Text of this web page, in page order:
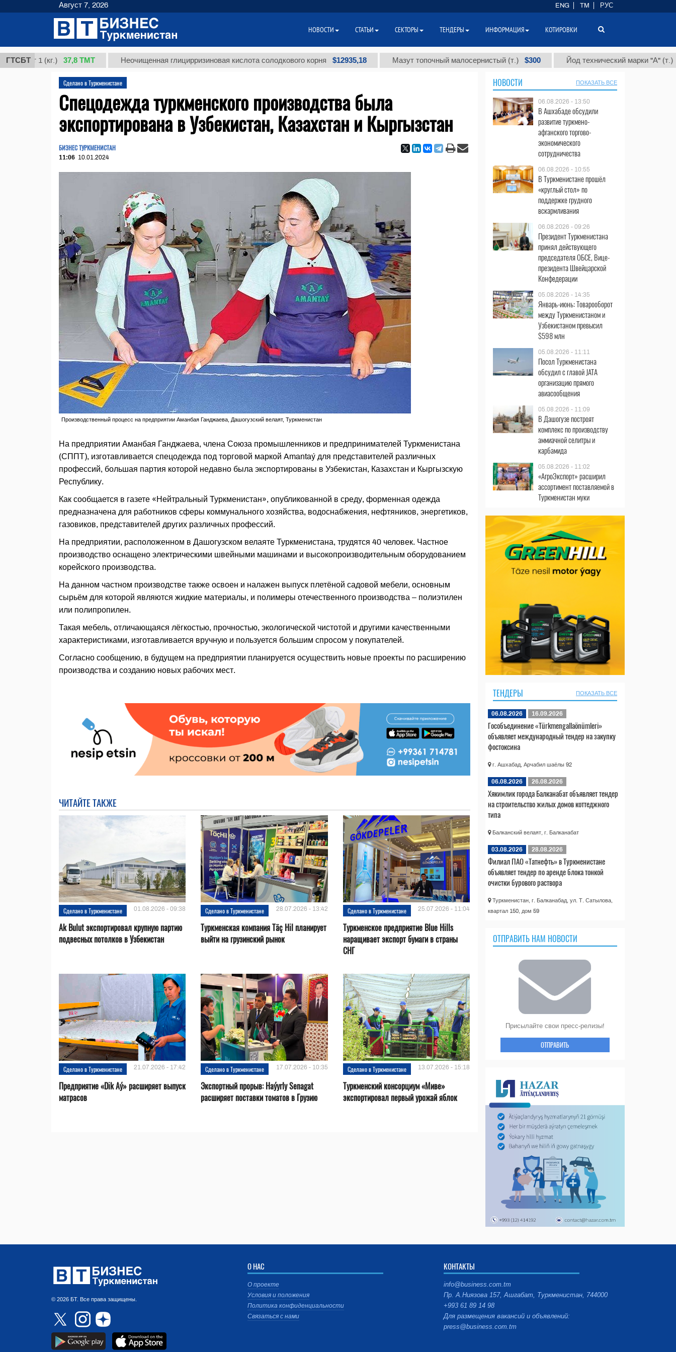
ГТСБТ
1 (кг.) 37,8 ТМТ Неочищенная глицирризиновая кислота солодкового корня $12935,18 Мазут топочный малосернистый (т.) $300 Йод технический марки "А" (т.) $86
Сделано в Туркменистане
Спецодежда туркменского производства была
экспортирована в Узбекистан, Казахстан и Кыргызстан
БИЗНЕС ТУРКМЕНИСТАН
11:06 10.01.2024
Производственный процесс на предприятии Аманбая Ганджаева, Дашогузский велаят, Туркменистан
На предприятии Аманбая Ганджаева, члена Союза промышленников и предпринимателей Туркменистана
(СППТ), изготавливается спецодежда под торговой маркой Amantaý для представителей различных
профессий, большая партия которой недавно была экспортированы в Узбекистан, Казахстан и Кыргызскую
Республику.
Как сообщается в газете «Нейтральный Туркменистан», опубликованной в среду, форменная одежда
предназначена для работников сферы коммунального хозяйства, водоснабжения, нефтяников, энергетиков,
газовиков, представителей других различных профессий.
На предприятии, расположенном в Дашогузском велаяте Туркменистана, трудятся 40 человек. Частное
производство оснащено электрическими швейными машинами и высокопроизводительным оборудованием
корейского производства.
На данном частном производстве также освоен и налажен выпуск плетёной садовой мебели, основным
сырьём для которой являются жидкие материалы, и полимеры отечественного производства – полиэтилен
или полипропилен.
Такая мебель, отличающаяся лёгкостью, прочностью, экологической чистотой и другими качественными
характеристиками, изготавливается вручную и пользуется большим спросом у покупателей.
Согласно сообщению, в будущем на предприятии планируется осуществить новые проекты по расширению
производства и созданию новых рабочих мест.
ЧИТАЙТЕ ТАКЖЕ
Сделано в Туркменистане 01.08.2026 - 09:38
Ak Bulut экспортировал крупную партию
подвесных потолков в Узбекистан
Сделано в Туркменистане 28.07.2026 - 13:42
Туркменская компания Täç Hil планирует
выйти на грузинский рынок
Сделано в Туркменистане 25.07.2026 - 11:04
Туркменское предприятие Blue Hills
наращивает экспорт бумаги в страны
СНГ
Сделано в Туркменистане 21.07.2026 - 17:42
Предприятие «Dik Aý» расширяет выпуск
матрасов
Сделано в Туркменистане 17.07.2026 - 10:35
Экспортный прорыв: Haýyrly Senagat
расширяет поставки томатов в Грузию
Сделано в Туркменистане 13.07.2026 - 15:18
Туркменский консорциум «Миве»
экспортировал первый урожай яблок
НОВОСТИ ПОКАЗАТЬ ВСЕ
06.08.2026 - 13:50
В Ашхабаде обсудили
развитие туркмено-
афганского торгово-
экономического
сотрудничества
06.08.2026 - 10:55
В Туркменистане прошёл
«круглый стол» по
поддержке грудного
вскармливания
06.08.2026 - 09:26
Президент Туркменистана
принял действующего
председателя ОБСЕ, Вице-
президента Швейцарской
Конфедерации
05.08.2026 - 14:35
Январь-июнь: Товарооборот
между Туркменистаном и
Узбекистаном превысил
$598 млн
05.08.2026 - 11:11
Посол Туркменистана
обсудил с главой JATA
организацию прямого
авиасообщения
05.08.2026 - 11:09
В Дашогузе построят
комплекс по производству
аммиачной селитры и
карбамида
05.08.2026 - 11:02
«АгроЭкспорт» расширил
ассортимент поставляемой в
Туркменистан муки
ТЕНДЕРЫ ПОКАЗАТЬ ВСЕ
06.08.2026 16.09.2026
Гособъединение «Türkmengallaönümleri»
объявляет международный тендер на закупку
фостоксина
г. Ашхабад, Арчабил шаёлы 92
06.08.2026 26.08.2026
Хякимлик города Балканабат объявляет тендер
на строительство жилых домов коттеджного
типа
Балканский велаят, г. Балканабат
03.08.2026 28.08.2026
Филиал ПАО «Татнефть» в Туркменистане
объявляет тендер по аренде блока тонкой
очистки бурового раствора
Туркменистан, г. Балканабад, ул. Т. Сатылова,
квартал 150, дом 59
ОТПРАВИТЬ НАМ НОВОСТИ
Присылайте свои пресс-релизы!
ОТПРАВИТЬ
© 2026 БТ. Все права защищены.
О НАС
О проекте
Условия и положения
Политика конфиденциальности
Связаться с нами
КОНТАКТЫ
info@business.com.tm
Пр. А.Ниязова 157, Ашгабат, Туркменистан, 744000
+993 61 89 14 98
Для размещения вакансий и объявлений:
press@business.com.tm
Август 7, 2026 ENG TM РУС
НОВОСТИ СТАТЬИ СЕКТОРЫ ТЕНДЕРЫ ИНФОРМАЦИЯ КОТИРОВКИ